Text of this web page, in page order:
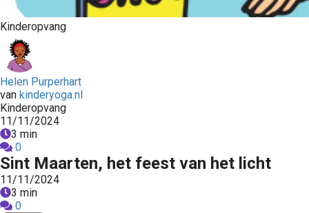
Kinderopvang
Helen Purperhart
van kinderyoga.nl
Kinderopvang
11/11/2024
3 min
0
Sint Maarten, het feest van het licht
11/11/2024
3 min
0